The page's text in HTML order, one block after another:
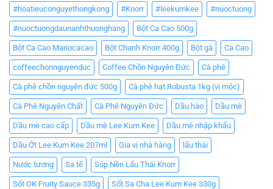
#hoatieuconguyethongkong #Knorr #leekumkee #nuoctuong
#nuoctuongdaunanhthuonghang Bột Ca Cao 500g
Bột Ca Cao Mariocacao Bột Chanh Knorr 400g Bột gà Ca Cao
coffeechonnguyenduc Coffee Chồn Nguyên Đức Cà phê
Cà phê chồn nguyên đức 500g Cà phê hạt Robusta 1kg (vị mộc)
Cà Phê Nguyên Chất Cà Phê Nguyên Đức Dầu hào Dầu mè
Dầu mè cao cấp Dầu mè Lee Kum Kee Dầu mè nhập khẩu
Dầu Ớt Lee Kum Kee 207ml Gia vị nhà hàng lẩu thái
Nước tương Sa tế Súp Nền Lẩu Thái Knorr
Sốt OK Fruity Sauce 335g Sốt Sa Cha Lee Kum Kee 330g